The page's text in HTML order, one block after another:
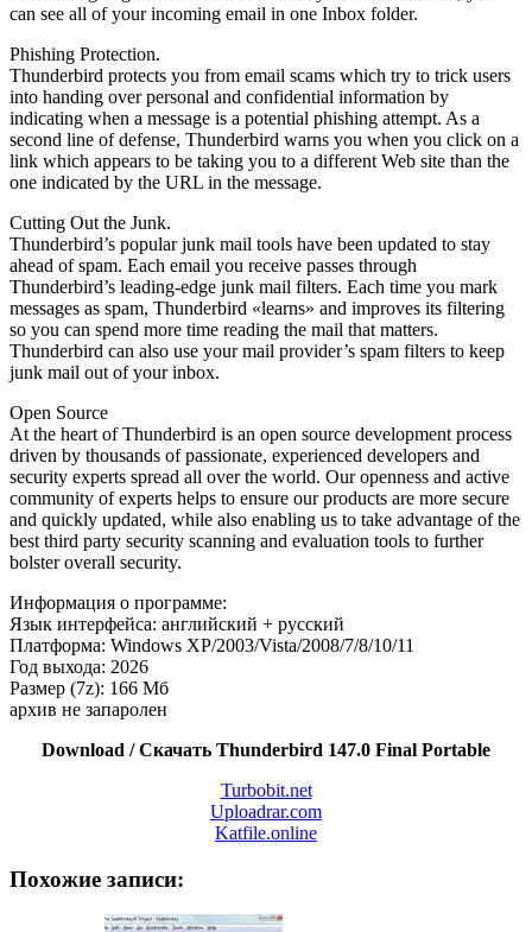
can see all of your incoming email in one Inbox folder.
Phishing Protection.
Thunderbird protects you from email scams which try to trick users
into handing over personal and confidential information by
indicating when a message is a potential phishing attempt. As a
second line of defense, Thunderbird warns you when you click on a
link which appears to be taking you to a different Web site than the
one indicated by the URL in the message.
Cutting Out the Junk.
Thunderbird’s popular junk mail tools have been updated to stay
ahead of spam. Each email you receive passes through
Thunderbird’s leading-edge junk mail filters. Each time you mark
messages as spam, Thunderbird «learns» and improves its filtering
so you can spend more time reading the mail that matters.
Thunderbird can also use your mail provider’s spam filters to keep
junk mail out of your inbox.
Open Source
At the heart of Thunderbird is an open source development process
driven by thousands of passionate, experienced developers and
security experts spread all over the world. Our openness and active
community of experts helps to ensure our products are more secure
and quickly updated, while also enabling us to take advantage of the
best third party security scanning and evaluation tools to further
bolster overall security.
Информация о программе:
Язык интерфейса: английский + русский
Платформа: Windows XP/2003/Vista/2008/7/8/10/11
Год выхода: 2026
Размер (7z): 166 Мб
архив не запаролен
Download / Скачать Thunderbird 147.0 Final Portable
Turbobit.net
Uploadrar.com
Katfile.online
Похожие записи: